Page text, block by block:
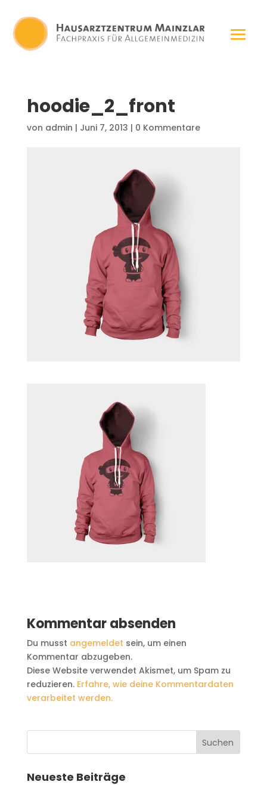
hoodie_2_front
von admin | Juni 7, 2013 | 0 Kommentare
Kommentar absenden
Du musst angemeldet sein, um einen
Kommentar abzugeben.
Diese Website verwendet Akismet, um Spam zu
reduzieren. Erfahre, wie deine Kommentardaten
verarbeitet werden.
Neueste Beiträge